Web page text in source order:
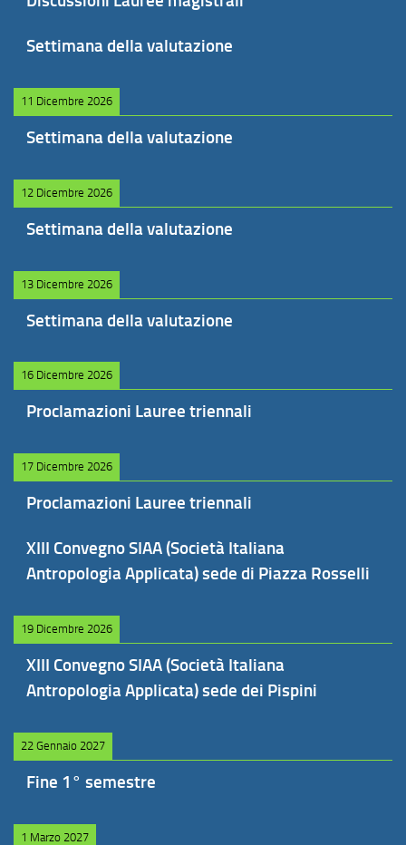
Settimana della valutazione
11 Dicembre 2026
Settimana della valutazione
12 Dicembre 2026
Settimana della valutazione
13 Dicembre 2026
Settimana della valutazione
16 Dicembre 2026
Proclamazioni Lauree triennali
17 Dicembre 2026
Proclamazioni Lauree triennali
XIII Convegno SIAA (Società Italiana
Antropologia Applicata) sede di Piazza Rosselli
19 Dicembre 2026
XIII Convegno SIAA (Società Italiana
Antropologia Applicata) sede dei Pispini
22 Gennaio 2027
Fine 1° semestre
1 Marzo 2027